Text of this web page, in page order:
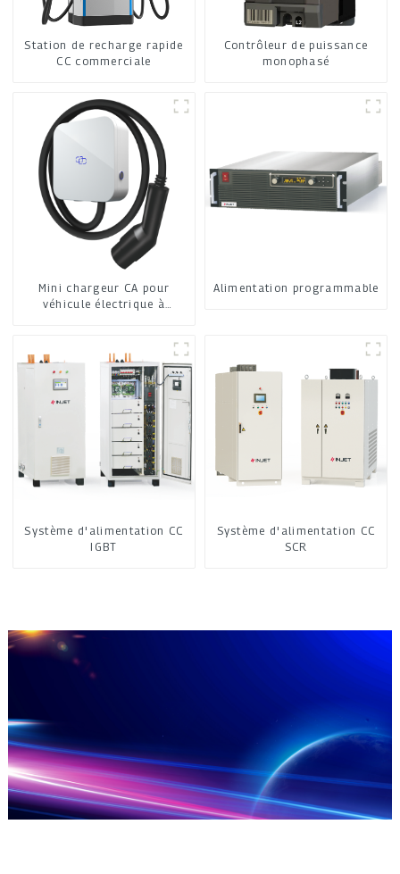
Station de recharge rapide
CC commerciale
Contrôleur de puissance
monophasé
Mini chargeur CA pour
véhicule électrique à
Alimentation programmable
Système d'alimentation CC
IGBT
Système d'alimentation CC
SCR